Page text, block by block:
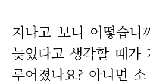
지나고 보니 어떻습니
늦었다고 생각할 때가
루어졌나요? 아니면